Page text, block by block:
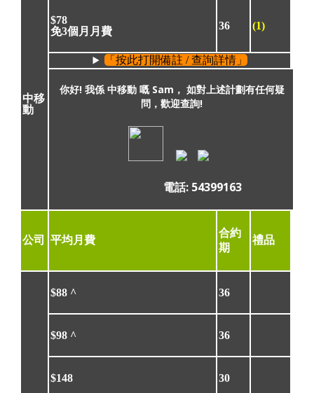
中移
動
$78
免3個月月費
36 (1)
「按此打開備註 / 查詢詳情」
你好! 我係 中移動 嘅 Sam， 如對上述計劃有任何疑
問，歡迎查詢!
電話: 54399163
公司 平均月費
合約
期
禮品
$88 ^ 36
$98 ^ 36
$148 30